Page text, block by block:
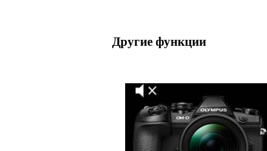
Другие функции